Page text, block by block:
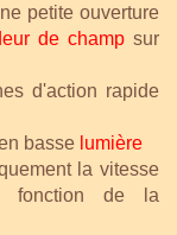
petite ouverture
de champ sur
d'action rapide
basse lumière
la vitesse
fonction de la